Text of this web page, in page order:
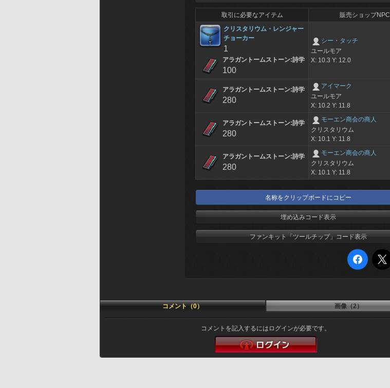
取引に必要なアイテム
販売ショップNPC
クリスタリウム・レンジャー
チョーカー
1
アラガントームストーン:詩学
100
シー・タッチ
ユールモア
X: 10.3 Y: 12.0
アラガントームストーン:詩学
280
アイマーク
ユールモア
X: 10.2 Y: 11.8
アラガントームストーン:詩学
280
モーエン商会の商人
クリスタリウム
X: 10.1 Y: 11.8
アラガントームストーン:詩学
280
モーエン商会の商人
クリスタリウム
X: 10.1 Y: 11.8
名称をクリップボードにコピー
埋め込みコード表示
ファンキット「ツールチップ」コード表示
コメント（0） 画像（2）
コメントを記入するにはログインが必要です。